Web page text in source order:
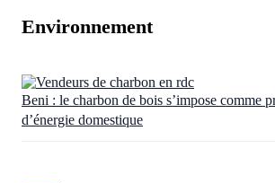
Environnement
Beni : le charbon de bois s’impose comme
d’énergie domestique